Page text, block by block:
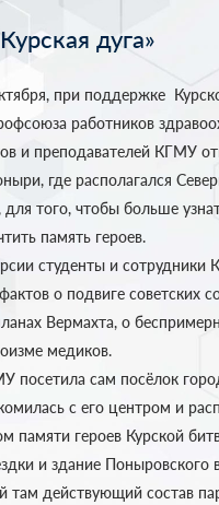
дуга»
при поддержке
работников
и преподавателей КГМУ
где располагался
для того, чтобы больше
память героев.
студенты и сотрудники
о подвиге советских
Вермахта, о
медиков.
посетила сам посёлок
с его центром и
памяти героев Курской
и здание Поныровского
там действующий состав